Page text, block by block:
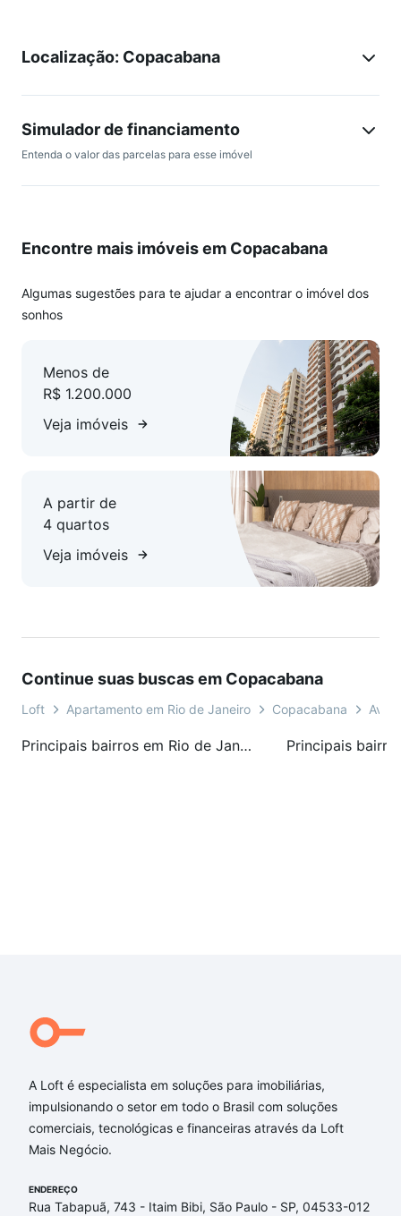
Localização: Copacabana
Simulador de financiamento
Entenda o valor das parcelas para esse imóvel
Encontre mais imóveis em Copacabana
Algumas sugestões para te ajudar a encontrar o imóvel dos
sonhos
Menos de
R$ 1.200.000
Veja imóveis
A partir de
4 quartos
Veja imóveis
Continue suas buscas em Copacabana
Loft Apartamento em Rio de Janeiro Copacabana
Principais bairros em Rio de Janeiro, RJ
A Loft é especialista em soluções para imobiliárias,
impulsionando o setor em todo o Brasil com soluções
comerciais, tecnológicas e financeiras através da Loft
Mais Negócio.
ENDEREÇO
Rua Tabapuã, 743 - Itaim Bibi, São Paulo - SP, 04533-012